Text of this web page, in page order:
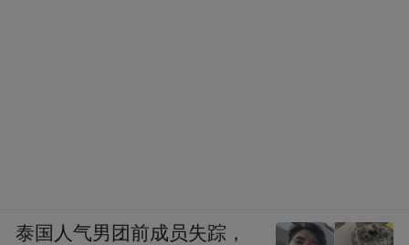
泰国人气男团前成员失踪，